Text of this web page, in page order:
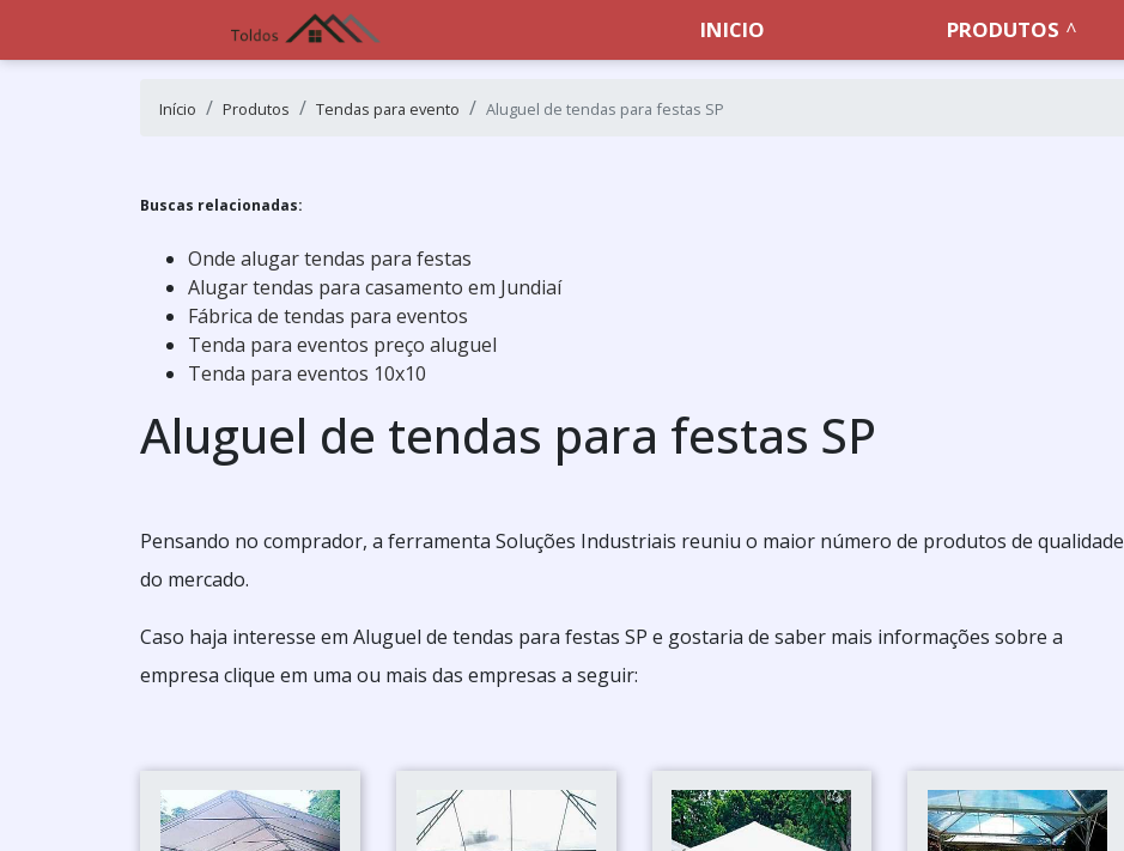
INICIO PRODUTOS
Início Produtos Tendas para evento Aluguel de tendas para festas SP
Buscas relacionadas:
Onde alugar tendas para festas
Alugar tendas para casamento em Jundiaí
Fábrica de tendas para eventos
Tenda para eventos preço aluguel
Tenda para eventos 10x10
Aluguel de tendas para festas SP
Pensando no comprador, a ferramenta Soluções Industriais reuniu o maior número de produtos de qualidade
do mercado.
Caso haja interesse em Aluguel de tendas para festas SP e gostaria de saber mais informações sobre a
empresa clique em uma ou mais das empresas a seguir: